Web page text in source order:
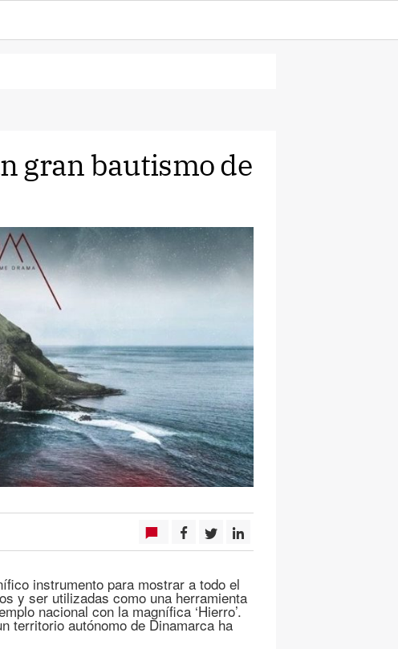
gran bautismo de
instrumento para mostrar a todo el
y ser utilizadas como una herramienta
nacional con la magnífica ‘Hierro’.
territorio autónomo de Dinamarca ha